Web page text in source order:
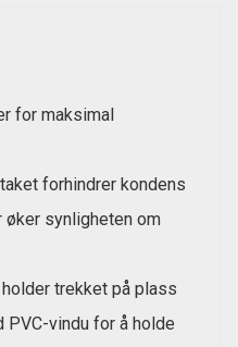
for maksimal
forhindrer kondens
øker synligheten om
trekket på plass
PVC-vindu for å holde